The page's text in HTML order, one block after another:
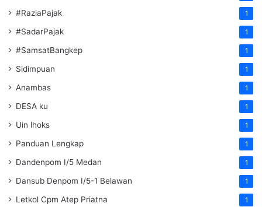
#RaziaPajak 1
#SadarPajak 1
#SamsatBangkep 1
Sidimpuan 1
Anambas 1
DESA ku 1
Uin lhoks 1
Panduan Lengkap 1
Dandenpom I/5 Medan 1
Dansub Denpom I/5-1 Belawan 1
Letkol Cpm Atep Priatna 1